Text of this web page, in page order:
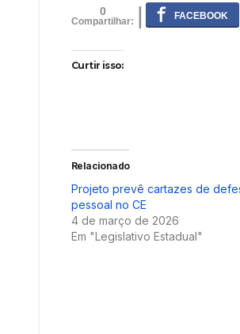
0
Curtir isso:
Relacionado
Projeto prevê cartazes de
pessoal no CE
4 de março de 2026
Em "Legislativo Estadual"